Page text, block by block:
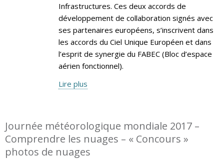
Infrastructures. Ces deux accords de
développement de collaboration signés avec
ses partenaires européens, s’inscrivent dans
les accords du Ciel Unique Européen et dans
l’esprit de synergie du FABEC (Bloc d’espace
aérien fonctionnel).
Lire plus
Journée météorologique mondiale 2017 –
Comprendre les nuages – « Concours »
photos de nuages